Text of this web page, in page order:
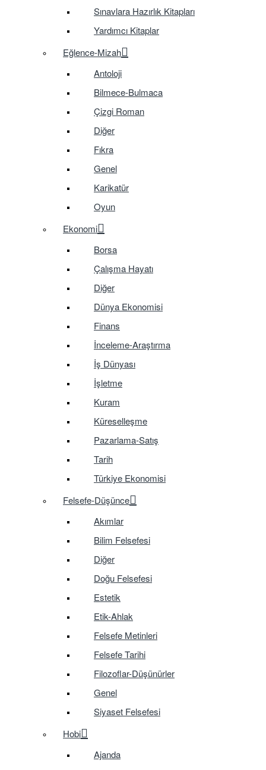
Sınavlara Hazırlık Kitapları
Yardımcı Kitaplar
Eğlence-Mizah
Antoloji
Bilmece-Bulmaca
Çizgi Roman
Diğer
Fıkra
Genel
Karikatür
Oyun
Ekonomi
Borsa
Çalışma Hayatı
Diğer
Dünya Ekonomisi
Finans
İnceleme-Araştırma
İş Dünyası
İşletme
Kuram
Küreselleşme
Pazarlama-Satış
Tarih
Türkiye Ekonomisi
Felsefe-Düşünce
Akımlar
Bilim Felsefesi
Diğer
Doğu Felsefesi
Estetik
Etik-Ahlak
Felsefe Metinleri
Felsefe Tarihi
Filozoflar-Düşünürler
Genel
Siyaset Felsefesi
Hobi
Ajanda